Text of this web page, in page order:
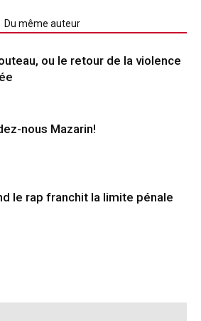
Du même auteur
ou le retour de la violence
nous Mazarin!
le rap franchit la limite pénale